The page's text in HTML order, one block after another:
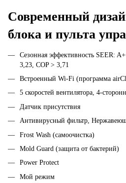
Современный
блока и пульта
Сезонная эффективность SEER:
3,23, COP > 3,71
Встроенный Wi-Fi (программа
5 скоростей вентилятора, 4-
Датчик присутствия
Антивирусный фильтр,
Frost Wash (самоочистка)
Mold Guard (защита от бактерий)
Power Protect
Мой режим